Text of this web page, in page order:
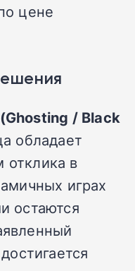
цене
/ Black
обладает
в
играх
остаются